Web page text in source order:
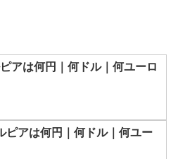
アは何円｜何ドル｜何ユーロ
ピアは何円｜何ドル｜何ユー